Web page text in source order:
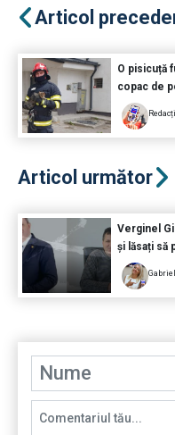
Articol
O pisicuță
copac de
Articol următor
Verginel
și lăsați să